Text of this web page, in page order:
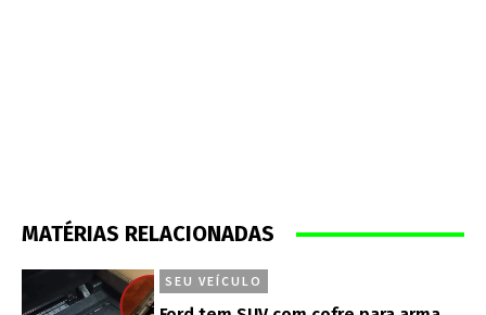
MATÉRIAS RELACIONADAS
SEU VEÍCULO